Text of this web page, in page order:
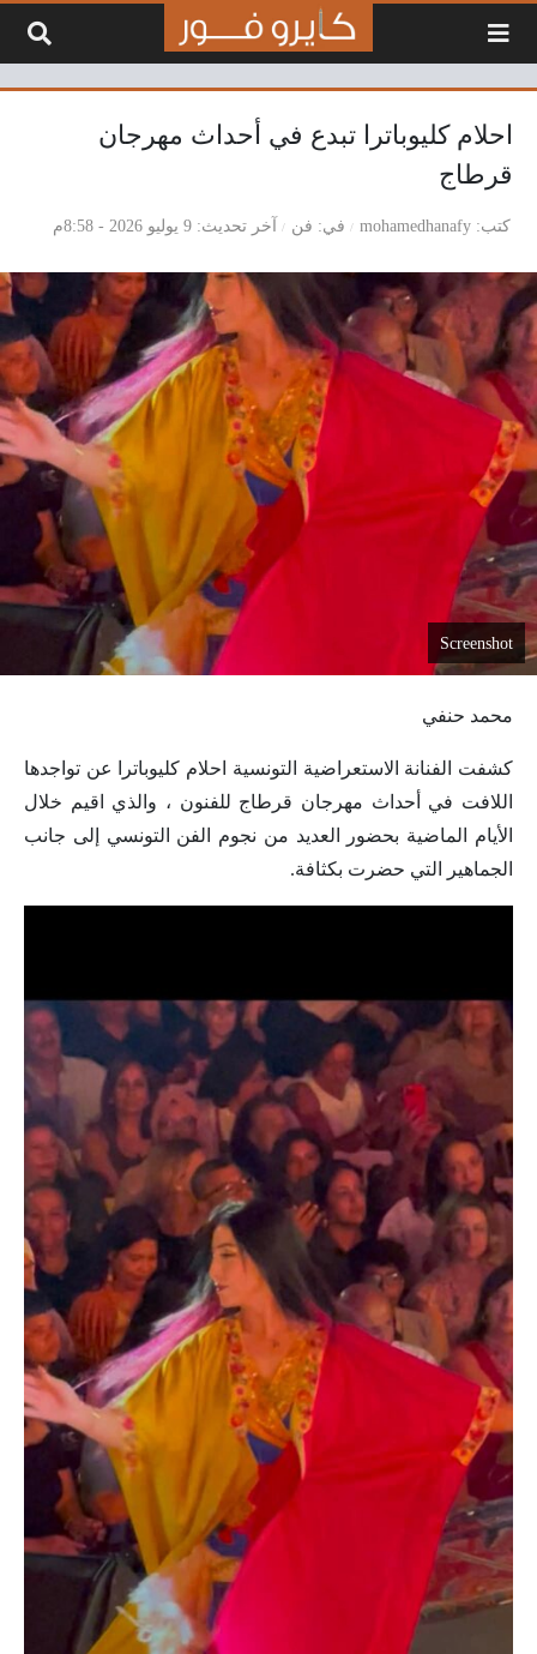
احلام كليوباترا تبدع في أحداث مهرجان
قرطاج
كتب mohamedhanafy في فن آخر تحديث 9 يوليو 2026 - 8:58م
Screenshot
محمد حنفي
كشفت الفنانة الاستعراضية التونسية احلام كليوباترا عن تواجدها
اللافت في أحداث مهرجان قرطاج للفنون ، والذي اقيم خلال
الأيام الماضية بحضور العديد من نجوم الفن التونسي إلى جانب
الجماهير التي حضرت بكثافة.